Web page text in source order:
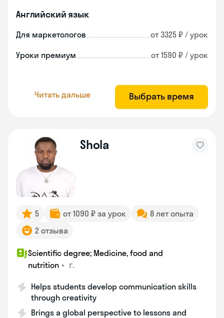
Английский язык
Для маркетологов от 3325 ₽ / урок
Уроки премиум от 1590 ₽ / урок
Читать дальше Выбрать время
Shola
5 от 1090 ₽ за урок
8 лет опыта
2 отзыва
Scientific degree; Medicine, food and
nutrition • г.
Helps students develop communication skills
through creativity
Brings a global perspective to lessons and